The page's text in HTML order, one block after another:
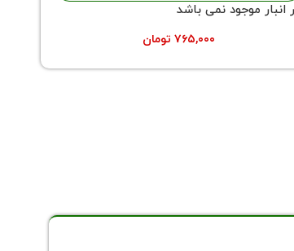
انبار موجود نمی باشد
۷۶۵,۰۰۰ تومان